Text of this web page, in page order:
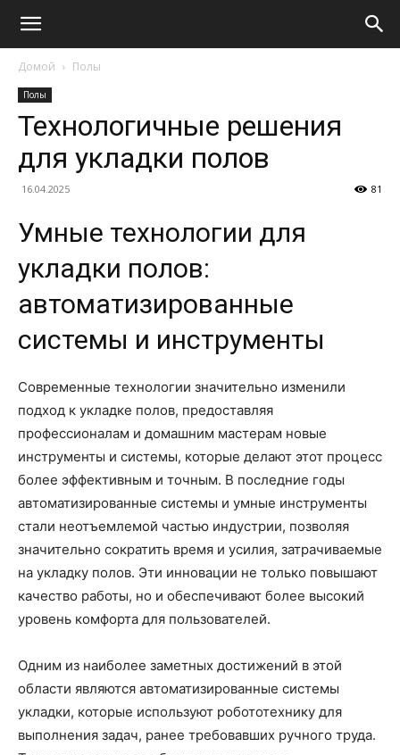
Домой Полы
Полы
Технологичные решения
для укладки полов
16.04.2025 81
Умные технологии для
укладки полов:
автоматизированные
системы и инструменты
Современные технологии значительно изменили
подход к укладке полов, предоставляя
профессионалам и домашним мастерам новые
инструменты и системы, которые делают этот процесс
более эффективным и точным. В последние годы
автоматизированные системы и умные инструменты
стали неотъемлемой частью индустрии, позволяя
значительно сократить время и усилия, затрачиваемые
на укладку полов. Эти инновации не только повышают
качество работы, но и обеспечивают более высокий
уровень комфорта для пользователей.
Одним из наиболее заметных достижений в этой
области являются автоматизированные системы
укладки, которые используют робототехнику для
выполнения задач, ранее требовавших ручного труда.